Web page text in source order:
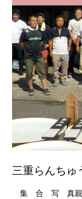
三重らんち
集 合 写 真親